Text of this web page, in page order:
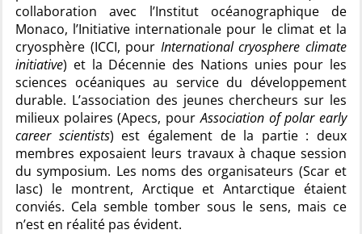
collaboration avec l’Institut océanographique de
Monaco, l’Initiative internationale pour le climat et la
cryosphère (ICCI, pour International cryosphere climate
initiative) et la Décennie des Nations unies pour les
sciences océaniques au service du développement
durable. L’association des jeunes chercheurs sur les
milieux polaires (Apecs, pourAssociation of polar early
career scientists) est également de la partie : deux
membres exposaient leurs travaux à chaque session
du symposium. Les noms des organisateurs (Scar et
Iasc) le montrent, Arctique et Antarctique étaient
conviés. Cela semble tomber sous le sens, mais ce
n’est en réalité pas évident.